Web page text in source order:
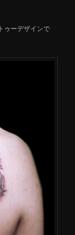
ゥーデザインで